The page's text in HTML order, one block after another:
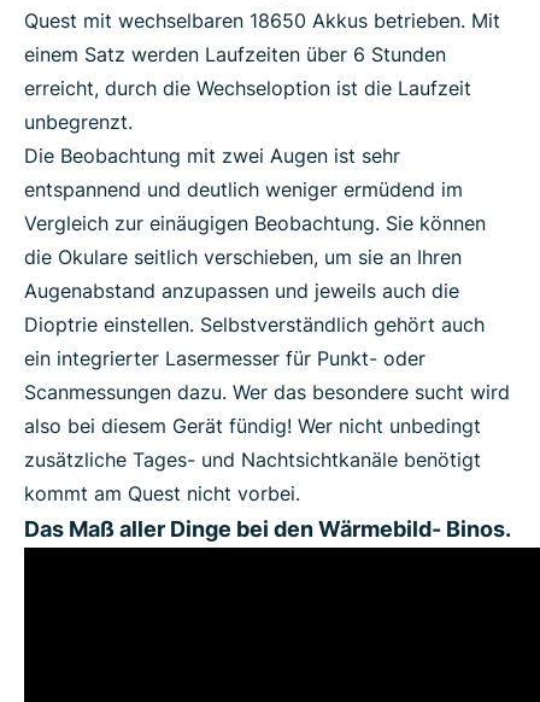
Quest mit wechselbaren 18650 Akkus betrieben. Mit
einem Satz werden Laufzeiten über 6 Stunden
erreicht, durch die Wechseloption ist die Laufzeit
unbegrenzt.
Die Beobachtung mit zwei Augen ist sehr
entspannend und deutlich weniger ermüdend im
Vergleich zur einäugigen Beobachtung. Sie können
die Okulare seitlich verschieben, um sie an Ihren
Augenabstand anzupassen und jeweils auch die
Dioptrie einstellen. Selbstverständlich gehört auch
ein integrierter Lasermesser für Punkt- oder
Scanmessungen dazu. Wer das besondere sucht wird
also bei diesem Gerät fündig! Wer nicht unbedingt
zusätzliche Tages- und Nachtsichtkanäle benötigt
kommt am Quest nicht vorbei.
Das Maß aller Dinge bei den Wärmebild- Binos.